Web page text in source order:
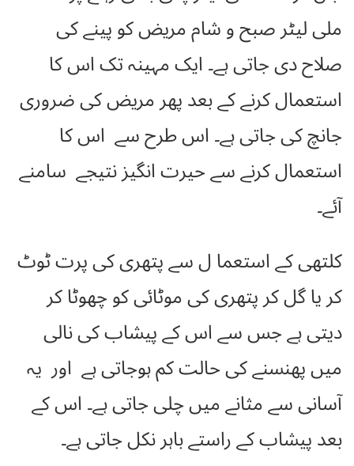
ملی لیٹر صبح و شام مریض کو پینے کی
صلاح دی جاتی ہے۔ ایک مہینہ تک اس کا
استعمال کرنے کے بعد پھر مریض کی ضروری
جانچ کی جاتی ہے۔ اس طرح سے اس کا
استعمال کرنے سے حیرت انگیز نتیجے سامنے
آئے۔
کلتھی کے استعما ل سے پتھری کی پرت ٹوٹ
کر یا گل کر پتھری کی موٹائی کو چھوٹا کر
دیتی ہے جس سے اس کے پیشاب کی نالی
میں پھنسنے کی حالت کم ہوجاتی ہے اور یہ
آسانی سے مثانے میں چلی جاتی ہے۔ اس کے
بعد پیشاب کے راستے باہر نکل جاتی ہے۔